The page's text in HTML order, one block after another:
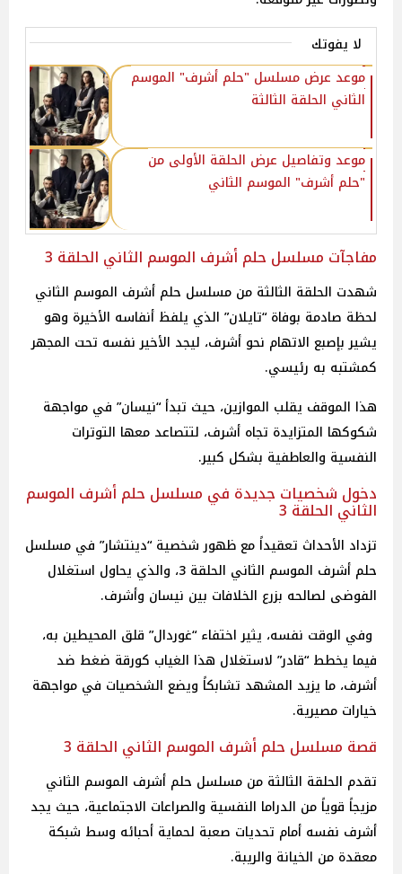
لا يفوتك
موعد عرض مسلسل "حلم أشرف" الموسم
الثاني الحلقة الثالثة
موعد وتفاصيل عرض الحلقة الأولى من
"حلم أشرف" الموسم الثاني‎
مفاجآت مسلسل حلم أشرف الموسم الثاني الحلقة 3
شهدت الحلقة الثالثة من مسلسل حلم أشرف الموسم الثاني
لحظة صادمة بوفاة “تايلان” الذي يلفظ أنفاسه الأخيرة وهو
يشير بإصبع الاتهام نحو أشرف، ليجد الأخير نفسه تحت المجهر
كمشتبه به رئيسي.
هذا الموقف يقلب الموازين، حيث تبدأ “نيسان” في مواجهة
شكوكها المتزايدة تجاه أشرف، لتتصاعد معها التوترات
النفسية والعاطفية بشكل كبير.
دخول شخصيات جديدة في مسلسل حلم أشرف الموسم
الثاني الحلقة 3
تزداد الأحداث تعقيداً مع ظهور شخصية “دينتشار” في مسلسل
حلم أشرف الموسم الثاني الحلقة 3، والذي يحاول استغلال
الفوضى لصالحه بزرع الخلافات بين نيسان وأشرف.
وفي الوقت نفسه، يثير اختفاء “غوردال” قلق المحيطين به،
فيما يخطط “قادر” لاستغلال هذا الغياب كورقة ضغط ضد
أشرف، ما يزيد المشهد تشابكاً ويضع الشخصيات في مواجهة
خيارات مصيرية.
قصة مسلسل حلم أشرف الموسم الثاني الحلقة 3
تقدم الحلقة الثالثة من مسلسل حلم أشرف الموسم الثاني
مزيجاً قوياً من الدراما النفسية والصراعات الاجتماعية، حيث يجد
أشرف نفسه أمام تحديات صعبة لحماية أحبائه وسط شبكة
معقدة من الخيانة والريبة.